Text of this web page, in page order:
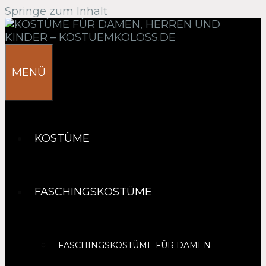
Springe zum Inhalt
MENÜ
KOSTÜME
FASCHINGSKOSTÜME
FASCHINGSKOSTÜME FÜR DAMEN